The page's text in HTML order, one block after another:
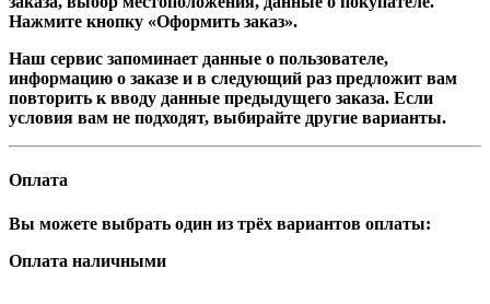
Нажмите кнопку «Оформить заказ».
Наш сервис запоминает данные о пользователе,
информацию о заказе и в следующий раз предложит вам
повторить к вводу данные предыдущего заказа. Если
условия вам не подходят, выбирайте другие варианты.
Оплата
Вы можете выбрать один из трёх вариантов оплаты:
Оплата наличными